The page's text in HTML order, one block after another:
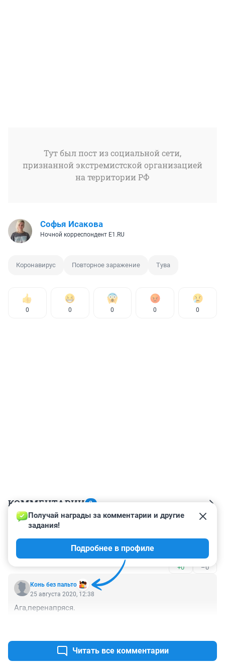
Тут был пост из социальной сети,
признанной экстремистской организацией
на территории РФ
Софья Исакова
Ночной корреспондент E1.RU
Коронавирус Повторное заражение Тува
0 0 0 0 0
КОММЕНТАРИИ 2
Гость
перенапрягся ? Он , что, кули ворочал ?
+0 –0
Конь без пальто
Получай награды за комментарии и другие
задания!
Подробнее в профиле
25 августа 2020, 12:38
Ага,перенапряся.
Читать все комментарии